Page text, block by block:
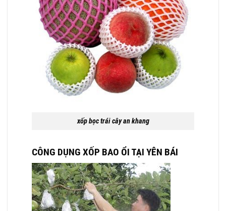
xốp bọc trái cây an khang
CÔNG DỤNG XỐP BAO ỔI TẠI YÊN BÁI